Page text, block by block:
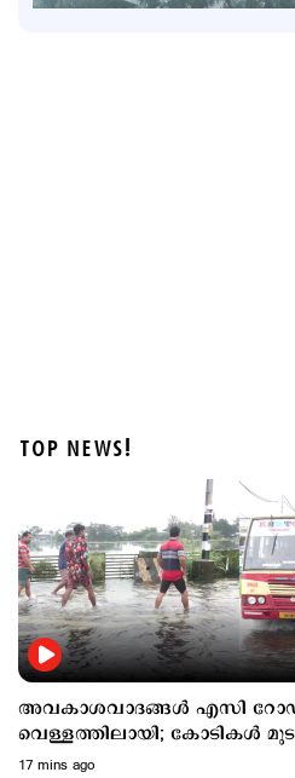
Latest
അമിത് ഷാ എവിടെയെന്ന്
ഖര്‍ഗെയും കിരണ്‍ റിജിജുവും
3 hours ago
TOP NEWS!
അവകാശവാദങ്ങൾ എസി
വെള്ളത്തിലായി; കോടികള്‍ മുടക്കിയിട്ടും
ആലപ്പുഴ- ചങ്ങനാശേരി
17 mins ago